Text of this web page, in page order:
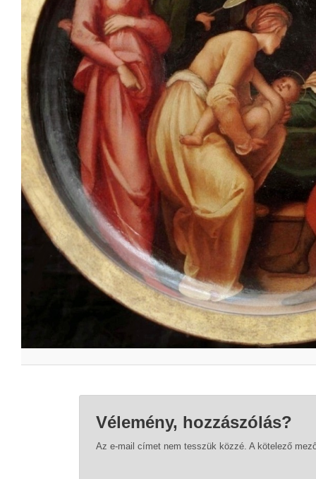
Vélemény, hozzászólás?
Az e-mail címet nem tesszük közzé. A kötelező